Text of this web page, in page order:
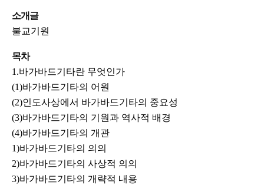
소개글
불교기원
목차
1.바가바드기타란 무엇인가
(1)바가바드기타의 어원
(2)인도사상에서 바가바드기타의 중요성
(3)바가바드기타의 기원과 역사적 배경
(4)바가바드기타의 개관
1)바가바드기타의 의의
2)바가바드기타의 사상적 의의
3)바가바드기타의 개략적 내용